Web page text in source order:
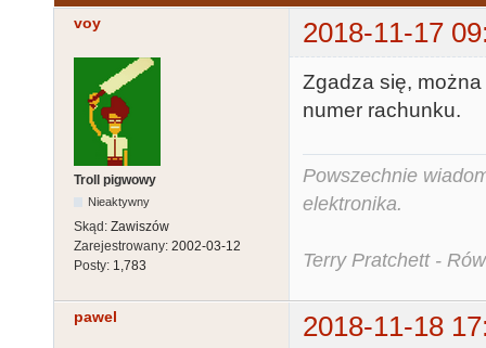
voy 2018-11-17
Troll pigwowy
Nieaktywny
Skąd: Zawiszów
Zarejestrowany: 2002-03-12
Posty: 1,783
Zgadza się,
numer rachunku.
Powszechnie
elektronika.
Terry Pratchett -
pawel 2018-11-18